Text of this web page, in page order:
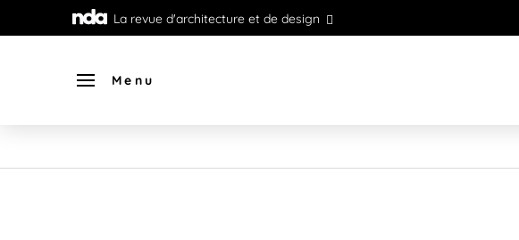
La revue d'architecture et de design
Menu